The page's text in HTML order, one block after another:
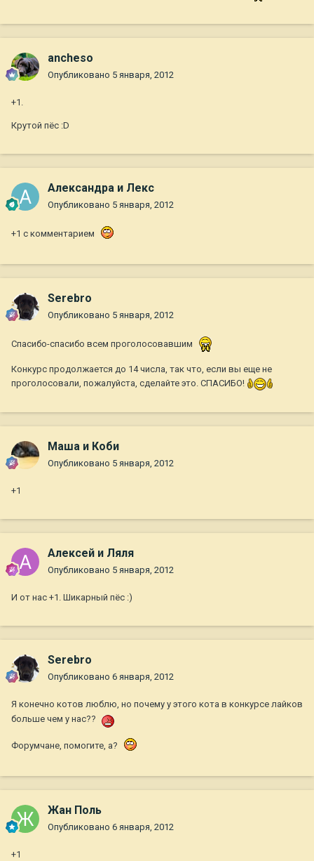
ancheso
Опубликовано 5 января, 2012
+1.
Крутой пёс :D
Александра и Лекс
Опубликовано 5 января, 2012
+1 с комментарием
Serebro
Опубликовано 5 января, 2012
Спасибо-спасибо всем проголосовавшим
Конкурс продолжается до 14 числа, так что, если вы еще не
проголосовали, пожалуйста, сделайте это. СПАСИБО!
Маша и Коби
Опубликовано 5 января, 2012
+1
Алексей и Ляля
Опубликовано 5 января, 2012
И от нас +1. Шикарный пёс :)
Serebro
Опубликовано 6 января, 2012
Я конечно котов люблю, но почему у этого кота в конкурсе лайков
больше чем у нас??
Форумчане, помогите, а?
Жан Поль
Опубликовано 6 января, 2012
+1